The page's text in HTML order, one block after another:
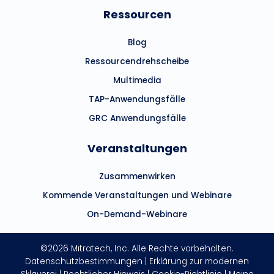
Ressourcen
Blog
Ressourcendrehscheibe
Multimedia
TAP-Anwendungsfälle
GRC Anwendungsfälle
Veranstaltungen
Zusammenwirken
Kommende Veranstaltungen und Webinare
On-Demand-Webinare
©2026 Mitratech, Inc. Alle Rechte vorbehalten.
Datenschutzbestimmungen
Erklärung zur modernen